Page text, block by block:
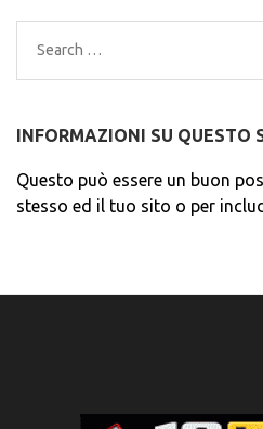
Search
for:
INFORMAZIONI SU QUESTO
Questo può essere un buon
stesso ed il tuo sito o per